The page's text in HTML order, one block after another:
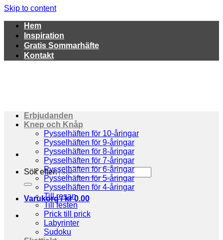
Skip to content
Hem
Inspiration
Gratis Sommarhäfte
Kontakt
Sök efter:
Varukorg /kr0.00
Erbjudanden
Knep och Knåp
Pysselhäften för 10-åringar
Pysselhäften för 9-åringar
Pysselhäften för 8-åringar
Pysselhäften för 7-åringar
Pysselhäften för 6-åringar
Pysselhäften för 5-åringar
Pysselhäften för 4-åringar
Till resan
Till festen
Prick till prick
Labyrinter
Sudoku